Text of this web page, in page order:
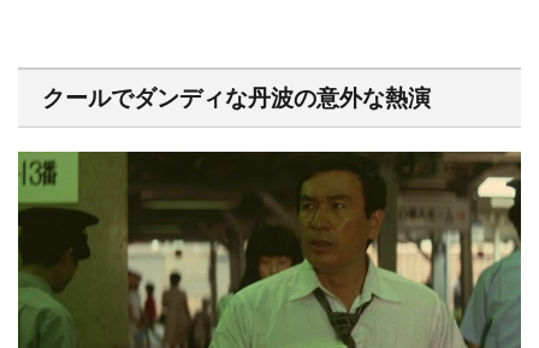
クールでダンディな丹波の意外な熱演